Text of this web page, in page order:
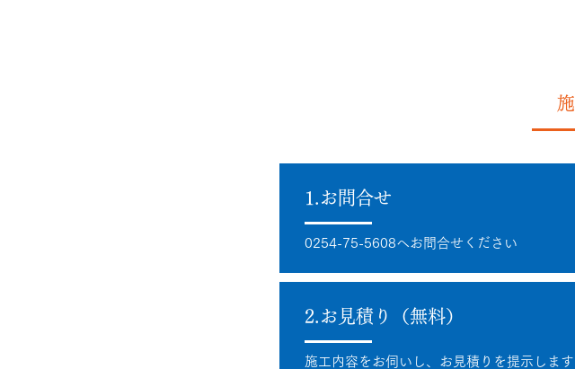
施
1.お問合せ
0254-75-5608へお問合せください
2.お見積り（無料）
施工内容をお伺いし、お見積りを提示します